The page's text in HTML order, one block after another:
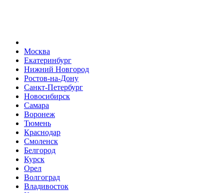
Москва
Екатеринбург
Нижний Новгород
Ростов-на-Дону
Санкт-Петербург
Новосибирск
Самара
Воронеж
Тюмень
Краснодар
Смоленск
Белгород
Курск
Орел
Волгоград
Владивосток